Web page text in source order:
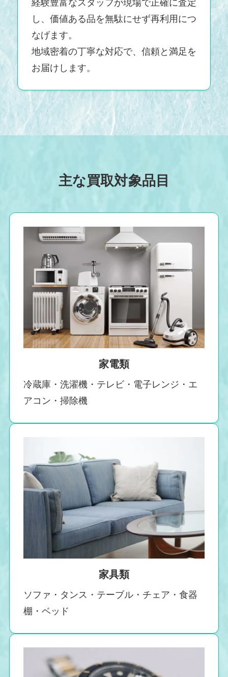
経験豊富なスタッフが現場で正確に査定
し、価値ある品を無駄にせず再利用につ
なげます。
地域密着の丁寧な対応で、信頼と満足を
お届けします。
主な買取対象品目
家電類
冷蔵庫・洗濯機・テレビ・電子レンジ・エ
アコン・掃除機
家具類
ソファ・タンス・テーブル・チェア・食器
棚・ベッド